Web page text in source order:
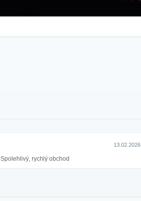
13.02.2026
Spolehlivý, rychlý obchod